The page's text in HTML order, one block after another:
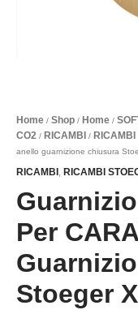
Home / Shop / Home /
CO2 / RICAMBI / RICAMBI
anello guarnizione chiusura
RICAMBI RICAMBI
Per
Stoeger